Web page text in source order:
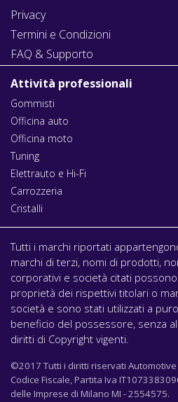
Privacy
Termini e Condizioni
FAQ & Supporto
Attività professionali
Gommisti
Officina auto
Officina moto
Tuning
Elettrauto e Hi-Fi
Carrozzeria
Cristalli
Tutti i marchi riportati
marchi di terzi, nomi di prodotti,
corporativi e società citati
proprietà dei rispettivi titolari o
società e sono stati utilizzati a
beneficio del possessore, senza
diritti di Copyright vigenti.
©2017 Tutti i diritti riservati Automotive
Codice Fiscale, Partita Iva
delle Imprese di Milano MI - 2554575.